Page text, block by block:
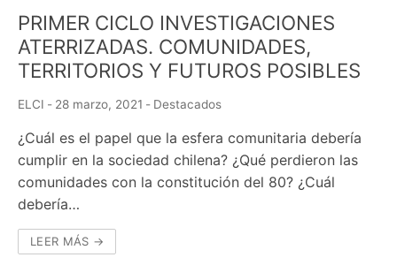
PRIMER CICLO INVESTIGACIONES
ATERRIZADAS. COMUNIDADES,
TERRITORIOS Y FUTUROS POSIBLES
ELCI - 28 marzo, 2021 - Destacados
¿Cuál es el papel que la esfera comunitaria debería
cumplir en la sociedad chilena? ¿Qué perdieron las
comunidades con la constitución del 80? ¿Cuál
debería…
LEER MÁS →